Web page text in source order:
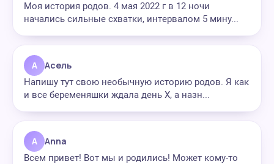
Моя история родов. 4 мая 2022 г в 12 ночи
начались сильные схватки, интервалом 5 мину...
А Асель
Напишу тут свою необычную историю родов. Я как
и все беременяшки ждала день Х, а назн...
A Anna
Всем привет! Вот мы и родились! Может кому-то